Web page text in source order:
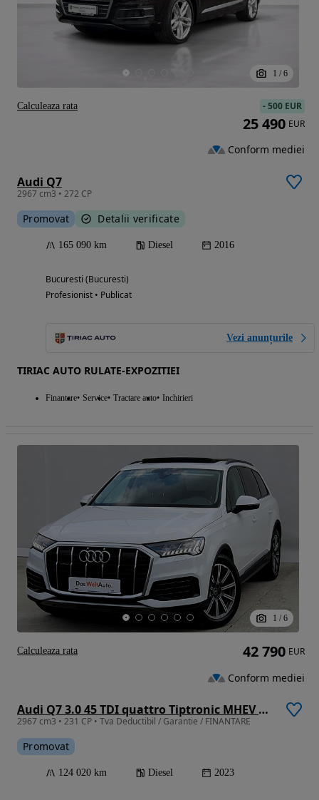
1 / 6
Audi Q7
2967 cm3 • 272 CP
Promovat Detalii verificate
165 090 km Diesel 2016
Bucuresti (Bucuresti)
Profesionist • Publicat
Vezi anunțurile
TIRIAC AUTO RULATE-EXPOZITIEI
Finantare Service Tractare auto Inchirieri
-500 EUR
25 490 EUR
Conform mediei
Calculeaza rata
1 / 6
Audi Q7 3.0 45 TDI quattro Tiptronic MHEV Basic
2967 cm3 • 231 CP • Tva Deductibil / Garantie / FINANTARE
Promovat
124 020 km Diesel 2023
42 790 EUR
Conform mediei
Calculeaza rata